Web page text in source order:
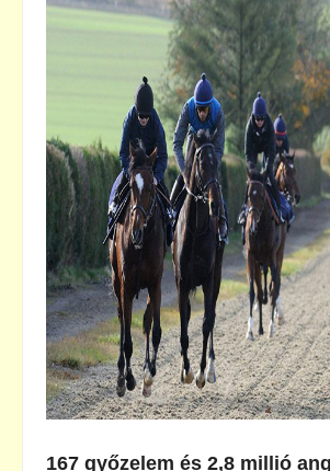
167 győzelem és 2,8 millió